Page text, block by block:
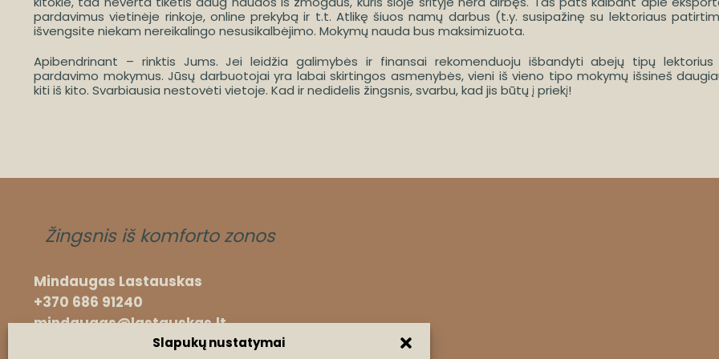
Slapukų nustatymai
pardavimus vietinėje rinkoje, online prekybą ir t.t. Atlikę šiuos namų darbus (t.y. susipažinę su lektoriaus
išvengsite niekam nereikalingo nesusikalbėjimo. Mokymų nauda bus maksimizuota.
Apibendrinant – rinktis Jums. Jei leidžia galimybės ir finansai rekomenduoju išbandyti abejų tipų lektorius
pardavimo mokymus. Jūsų darbuotojai yra labai skirtingos asmenybės, vieni iš vieno tipo mokymų išsineš
kiti iš kito. Svarbiausia nestovėti vietoje. Kad ir nedidelis žingsnis, svarbu, kad jis būtų į priekį!
Žingsnis iš komforto zonos
Mindaugas Lastauskas
+370 686 91240
mindaugas@lastauskas.lt